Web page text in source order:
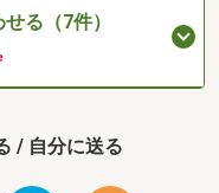
る（7件）
/ 自分に送る